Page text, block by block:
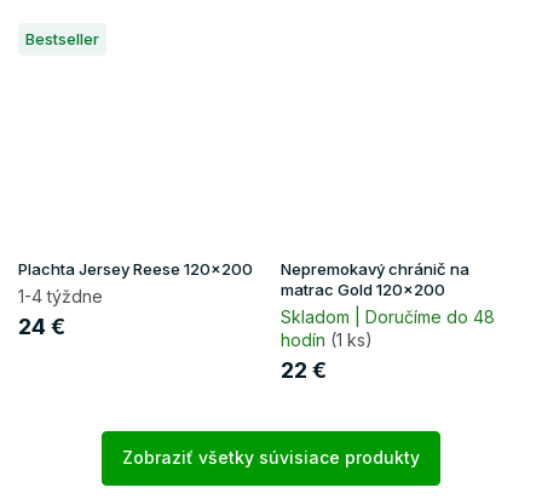
Bestseller
Plachta Jersey Reese 120x200
1-4 týždne
24 €
Nepremokavý chránič na
matrac Gold 120x200
Skladom | Doručíme do 48
hodín (1 ks)
22 €
Zobraziť všetky súvisiace produkty